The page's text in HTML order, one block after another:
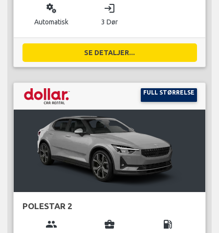
miscellaneous_services
Automatisk
login
3 Dør
SE DETALJER...
FULL STØRRELSE
POLESTAR 2
group business_center local_gas_station